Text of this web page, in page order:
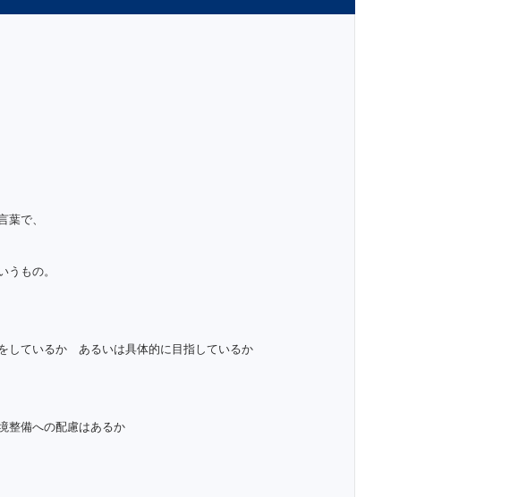
で、
うもの。
しているか あるいは具体的に目指しているか
整備への配慮はあるか